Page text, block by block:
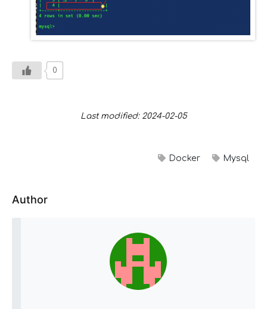
0
Last modified: 2024-02-05
Docker Mysql
Author